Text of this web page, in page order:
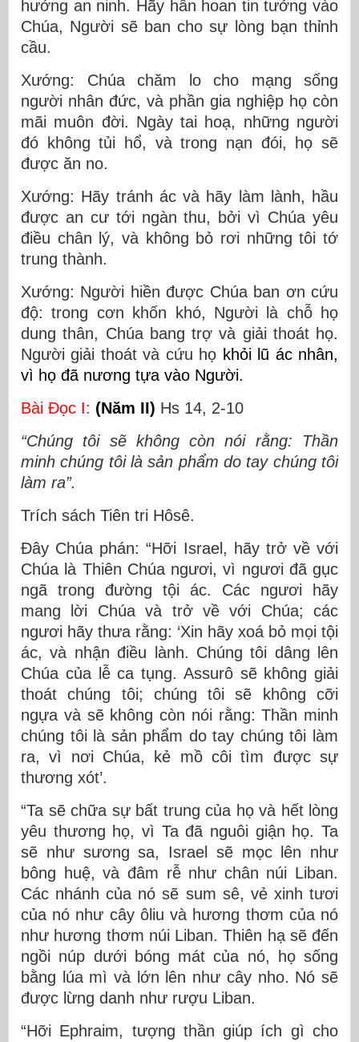
hưởng an ninh. Hãy hân hoan tin tưởng vào
Chúa, Người sẽ ban cho sự lòng bạn thỉnh
cầu.
Xướng: Chúa chăm lo cho mạng sống
người nhân đức, và phần gia nghiệp họ còn
mãi muôn đời. Ngày tai hoạ, những người
đó không tủi hổ, và trong nạn đói, họ sẽ
được ăn no.
Xướng: Hãy tránh ác và hãy làm lành, hầu
được an cư tới ngàn thu, bởi vì Chúa yêu
điều chân lý, và không bỏ rơi những tôi tớ
trung thành.
Xướng: Người hiền được Chúa ban ơn cứu
độ: trong cơn khốn khó, Người là chỗ họ
dung thân, Chúa bang trợ và giải thoát họ.
Người giải thoát và cứu họ khỏi lũ ác nhân,
vì họ đã nương tựa vào Người.
Bài Ðọc I: (Năm II) Hs 14, 2-10
“Chúng tôi sẽ không còn nói rằng: Thần
minh chúng tôi là sản phẩm do tay chúng tôi
làm ra”.
Trích sách Tiên tri Hôsê.
Ðây Chúa phán: “Hỡi Israel, hãy trở về với
Chúa là Thiên Chúa ngươi, vì ngươi đã gục
ngã trong đường tội ác. Các ngươi hãy
mang lời Chúa và trở về với Chúa; các
ngươi hãy thưa rằng: ‘Xin hãy xoá bỏ mọi tội
ác, và nhận điều lành. Chúng tôi dâng lên
Chúa của lễ ca tụng. Assurô sẽ không giải
thoát chúng tôi; chúng tôi sẽ không cỡi
ngựa và sẽ không còn nói rằng: Thần minh
chúng tôi là sản phẩm do tay chúng tôi làm
ra, vì nơi Chúa, kẻ mồ côi tìm được sự
thương xót’.
“Ta sẽ chữa sự bất trung của họ và hết lòng
yêu thương họ, vì Ta đã nguôi giận họ. Ta
sẽ như sương sa, Israel sẽ mọc lên như
bông huệ, và đâm rễ như chân núi Liban.
Các nhánh của nó sẽ sum sê, vẻ xinh tươi
của nó như cây ôliu và hương thơm của nó
như hương thơm núi Liban. Thiên hạ sẽ đến
ngồi núp dưới bóng mát của nó, họ sống
bằng lúa mì và lớn lên như cây nho. Nó sẽ
được lừng danh như rượu Liban.
“Hỡi Ephraim, tượng thần giúp ích gì cho